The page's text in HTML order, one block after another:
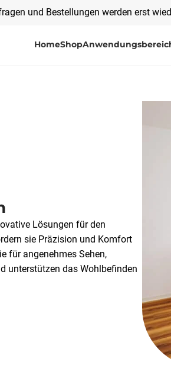
und Bestellungen werden erst
HomeShop
Lösungen für den
sie Präzision und Komfort
für angenehmes Sehen,
unterstützen das Wohlbefinden